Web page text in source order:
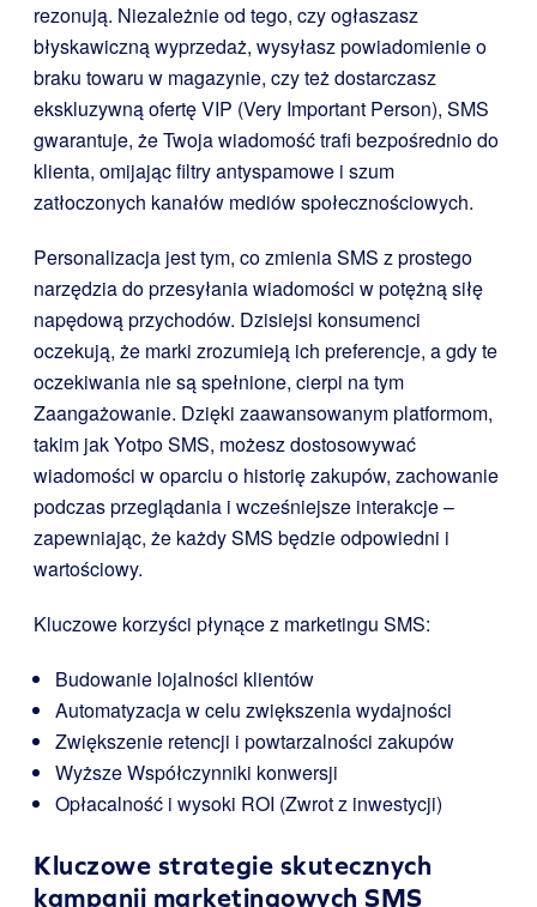
rezonują. Niezależnie od tego, czy ogłaszasz
błyskawiczną wyprzedaż, wysyłasz powiadomienie o
braku towaru w magazynie, czy też dostarczasz
ekskluzywną ofertę VIP (Very Important Person), SMS
gwarantuje, że Twoja wiadomość trafi bezpośrednio do
klienta, omijając filtry antyspamowe i szum
zatłoczonych kanałów mediów społecznościowych.
Personalizacja jest tym, co zmienia SMS z prostego
narzędzia do przesyłania wiadomości w potężną siłę
napędową przychodów. Dzisiejsi konsumenci
oczekują, że marki zrozumieją ich preferencje, a gdy te
oczekiwania nie są spełnione, cierpi na tym
Zaangażowanie. Dzięki zaawansowanym platformom,
takim jak Yotpo SMS, możesz dostosowywać
wiadomości w oparciu o historię zakupów, zachowanie
podczas przeglądania i wcześniejsze interakcje –
zapewniając, że każdy SMS będzie odpowiedni i
wartościowy.
Kluczowe korzyści płynące z marketingu SMS:
Budowanie lojalności klientów
Automatyzacja w celu zwiększenia wydajności
Zwiększenie retencji i powtarzalności zakupów
Wyższe Współczynniki konwersji
Opłacalność i wysoki ROI (Zwrot z inwestycji)
Kluczowe strategie skutecznych
kampanii marketingowych SMS